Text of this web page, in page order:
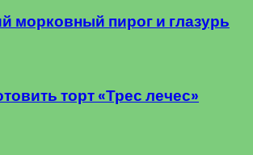
морковный пирог и глазурь
торт «Трес лечес»